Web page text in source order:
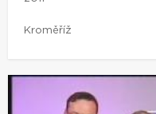
Kroměříž